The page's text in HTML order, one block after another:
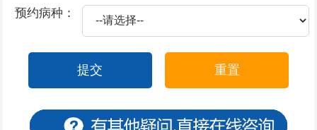
预约病种：
提交 重置